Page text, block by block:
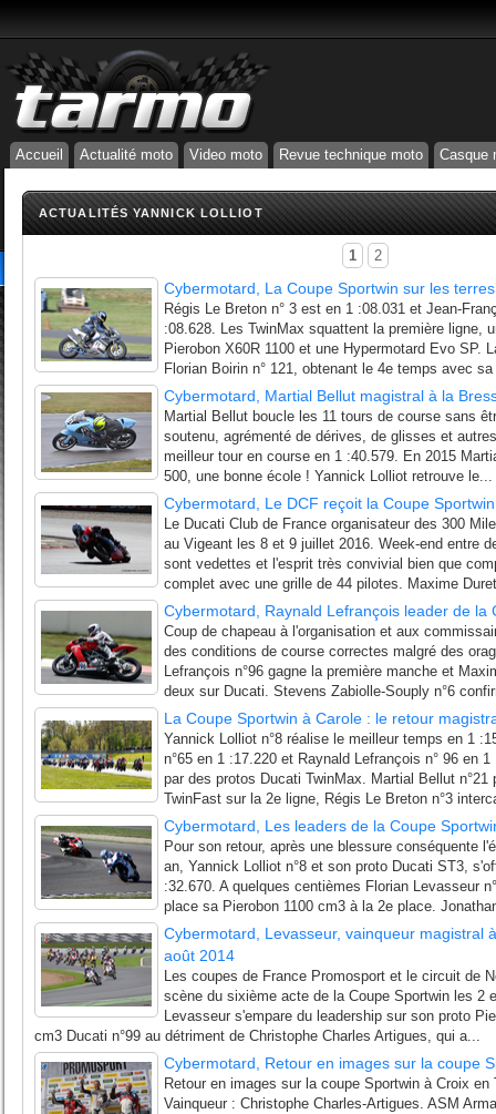
Accueil Actualité moto Video moto Revue technique moto Casque
ACTUALITÉS YANNICK LOLLIOT
1 2
Cybermotard, La Coupe Sportwin sur les
Régis Le Breton n° 3 est en 1 :08.031 et Jean-
:08.628. Les TwinMax squattent la première ligne,
Pierobon X60R 1100 et une Hypermotard Evo SP.
Florian Boirin n° 121, obtenant le 4e temps avec
Cybermotard, Martial Bellut magistral à la
Martial Bellut boucle les 11 tours de course sans
soutenu, agrémenté de dérives, de glisses et
meilleur tour en course en 1 :40.579. En 2015
500, une bonne école ! Yannick Lolliot retrouve le...
Cybermotard, Le DCF reçoit la Coupe
Le Ducati Club de France organisateur des 300
au Vigeant les 8 et 9 juillet 2016. Week-end entre
sont vedettes et l'esprit très convivial bien que
complet avec une grille de 44 pilotes. Maxime
Cybermotard, Raynald Lefrançois leader de la
Coup de chapeau à l'organisation et aux
des conditions de course correctes malgré des
Lefrançois n°96 gagne la première manche et
deux sur Ducati. Stevens Zabiolle-Souply n°6
La Coupe Sportwin à Carole : le retour
Yannick Lolliot n°8 réalise le meilleur temps en 1
n°65 en 1 :17.220 et Raynald Lefrançois n° 96 en
par des protos Ducati TwinMax. Martial Bellut
TwinFast sur la 2e ligne, Régis Le Breton n°3
Cybermotard, Les leaders de la Coupe
Pour son retour, après une blessure conséquente
an, Yannick Lolliot n°8 et son proto Ducati ST3,
:32.670. A quelques centièmes Florian Levasseur
place sa Pierobon 1100 cm3 à la 2e place.
Cybermotard, Levasseur, vainqueur magistral
août 2014
Les coupes de France Promosport et le circuit de
scène du sixième acte de la Coupe Sportwin les 2
Levasseur s'empare du leadership sur son proto
cm3 Ducati n°99 au détriment de Christophe Charles Artigues, qui a...
Cybermotard, Retour en images sur la coupe
Retour en images sur la coupe Sportwin à Croix
Vainqueur : Christophe Charles-Artigues. ASM